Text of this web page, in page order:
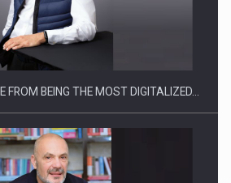
care nu se supun noilor
FROM BEING THE MOST DIGITALIZED…